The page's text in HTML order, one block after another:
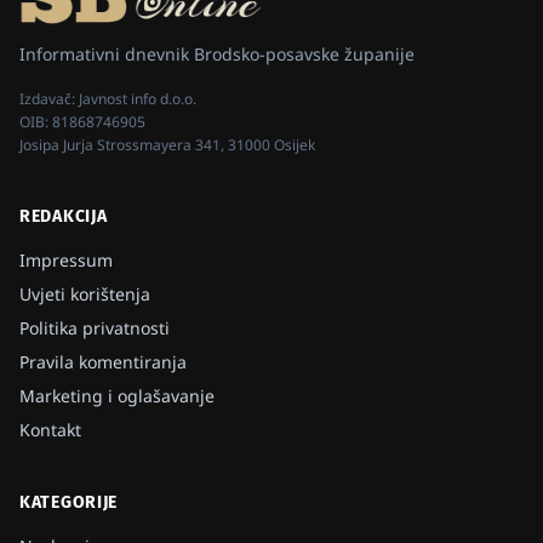
Informativni dnevnik Brodsko-posavske županije
Izdavač: Javnost info d.o.o.
OIB:81868746905
Josipa Jurja Strossmayera 341, 31000 Osijek
REDAKCIJA
Impressum
Uvjeti korištenja
Politika privatnosti
Pravila komentiranja
Marketing i oglašavanje
Kontakt
KATEGORIJE